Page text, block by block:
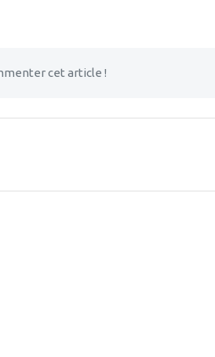
cet article !